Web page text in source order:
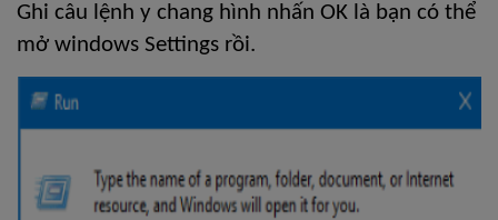
Ghi câu lệnh y chang hình nhấn OK là bạn có thể
mở windows Settings rồi.